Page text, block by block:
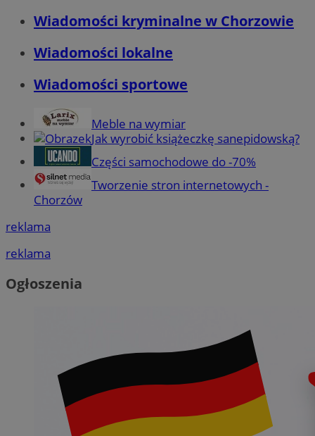
Wiadomości kryminalne w Chorzowie
Wiadomości lokalne
Wiadomości sportowe
Meble na wymiar
Jak wyrobić książeczkę sanepidowską?
Części samochodowe do -70%
Tworzenie stron internetowych -
Chorzów
reklama
reklama
Ogłoszenia